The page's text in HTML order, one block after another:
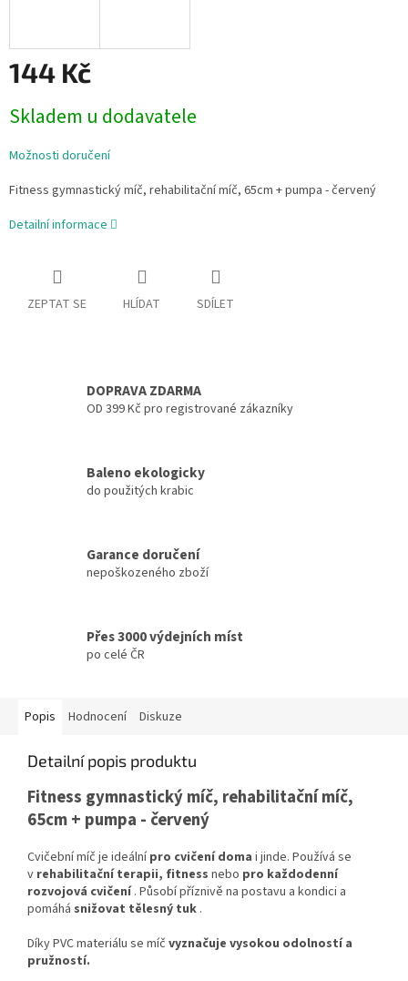
144 Kč
cena:
Skladem u dodavatele
Možnosti doručení
Fitness gymnastický míč, rehabilitační míč, 65cm + pumpa - červený
Detailní informace
ZEPTAT SE HLÍDAT SDÍLET
DOPRAVA ZDARMA
OD 399 Kč pro registrované zákazníky
Baleno ekologicky
do použitých krabic
Garance doručení
nepoškozeného zboží
Přes 3000 výdejních míst
po celé ČR
Popis Hodnocení Diskuze
Detailní popis produktu
Fitness gymnastický míč, rehabilitační míč,
65cm + pumpa - červený
Cvičební míč je ideálnípro cvičení doma i jinde. Používá se
v rehabilitační terapii, fitness nebo pro každodenní
rozvojová cvičení. Působí příznivě na postavu a kondici a
pomáhá snižovat tělesný tuk .
Díky PVC materiálu se míč vyznačuje vysokou odolností a
pružností.